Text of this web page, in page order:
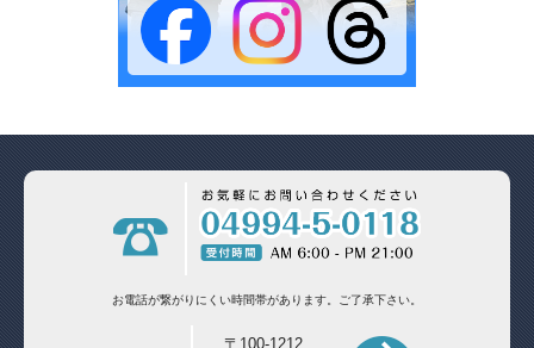
お電話が繋がりにくい時間帯があります。 ご了承下さい。
〒100-1212